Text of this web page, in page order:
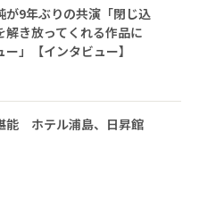
が9年ぶりの共演「閉じ込
解き放ってくれる作品に
」【インタビュー】
能 ホテル浦島、日昇館